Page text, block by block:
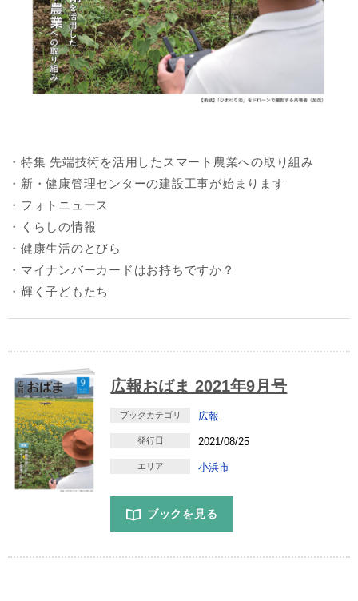
・特集 先端技術を活用したスマート農業への取り組み
・新・健康管理センターの建設工事が始まります
・フォトニュース
・くらしの情報
・健康生活のとびら
・マイナンバーカードはお持ちですか？
・輝く子どもたち
広報おばま 2021年9月号
ブックカテゴリ 広報
発行日 2021/08/25
エリア 小浜市
ブックを見る